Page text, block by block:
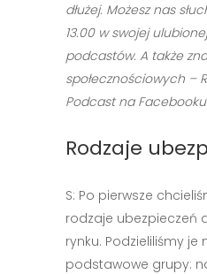
dłużej. Możesz nas
13.00 w swojej
podcastów. A także
społecznościowych –
Podcast na
Rodzaje
S: Po pierwsze
rodzaje ubezpieczeń
rynku. Podzieliliśmy je
podstawowe grupy: